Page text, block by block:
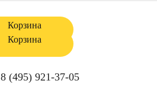
Корзина
Корзина
8 (495) 921-37-05